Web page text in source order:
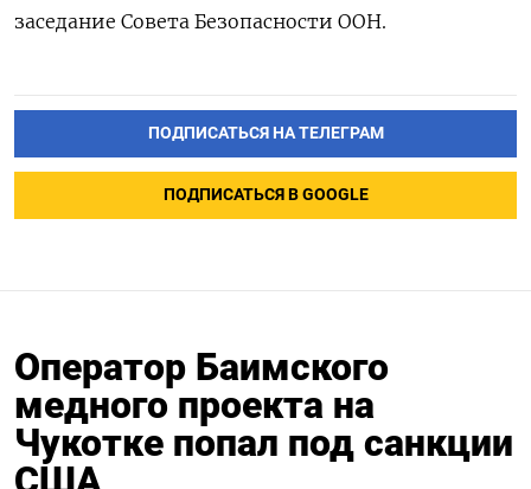
заседание Совета Безопасности ООН.
ПОДПИСАТЬСЯ НА ТЕЛЕГРАМ
ПОДПИСАТЬСЯ В GOOGLE
Оператор Баимского
медного проекта на
Чукотке попал под санкции